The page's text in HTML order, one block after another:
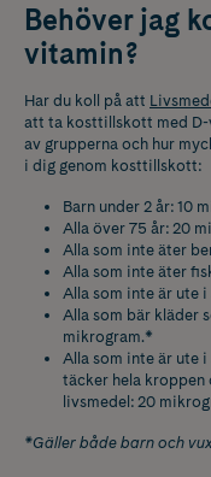
Behöver jag
vitamin?
Har du koll på att
att ta kosttillskott med D-
av grupperna och hur
i dig genom kosttillskott:
Barn under 2 år: 10
Alla över 75 år: 20
Alla som inte äter
Alla som inte äter
Alla som inte är ute
Alla som bär kläder
mikrogram.*
Alla som inte är ute
täcker hela kroppen
livsmedel: 20
*Gäller både barn och